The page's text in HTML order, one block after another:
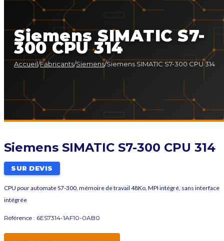
Siemens SIMATIC S7-
300 CPU 314
Accueil/Fabricants/Siemens/Siemens SIMATIC S7-300 CPU 314
Siemens SIMATIC S7-300 CPU 314
SUR DEVIS
CPU pour automate S7-300, mémoire de travail 48Ko, MPI intégré, sans interface
intégrée
Référence : 6ES7314-1AF10-0AB0